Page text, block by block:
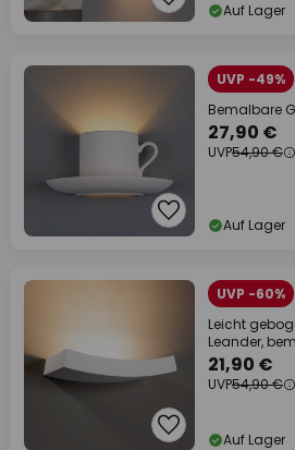
Auf Lager
UVP -49%
Bemalbare
27,90 €
UVP54,90 €
Auf Lager
UVP -60%
Leicht
Leander,
21,90 €
UVP54,90 €
Auf Lager